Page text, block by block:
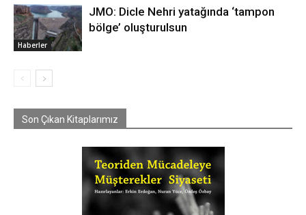
Haberler
JMO: Dicle Nehri yatağında ‘tampon
bölge’ oluşturulsun
Son Çıkan Kitaplarımız